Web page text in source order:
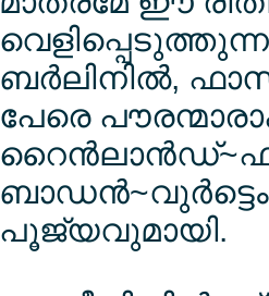
ബര്‍ലിനില്‍,
പേരെ
പൂജ്യവുമായി.